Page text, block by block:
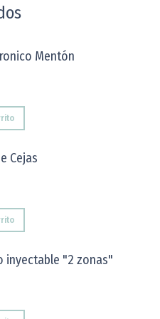
Mentón
Cejas
inyectable "2 zonas"